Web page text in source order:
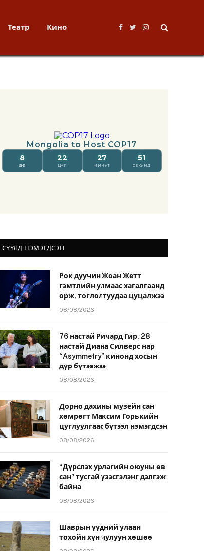
Театр Кино
Facebook
TwitterInstagram
СҮҮЛД НЭМЭГДСЭН
Рок дуучин Жоан Жетт
гэмтлийн улмаас хагалгаанд
орж, тоглолтуудаа цуцалжээ
08/08/2026
76 настай Ричард Гир, 28
настай Диана Силверс нар
“Asymmetry” кинонд хосын
дүр бүтээжээ
08/08/2026
Дорно дахины музейн сан
хөмрөгт Максим Горькийн
цуглуулгаас бүтээл нэмэгдсэн
08/08/2026
“Дүрслэх урлагийн оюуны өв
сан” тусгай үзэсгэлэнг дэлгэж
байна
08/08/2026
Шаврын үүдний улаан
тохойн хүн чулуун хөшөө